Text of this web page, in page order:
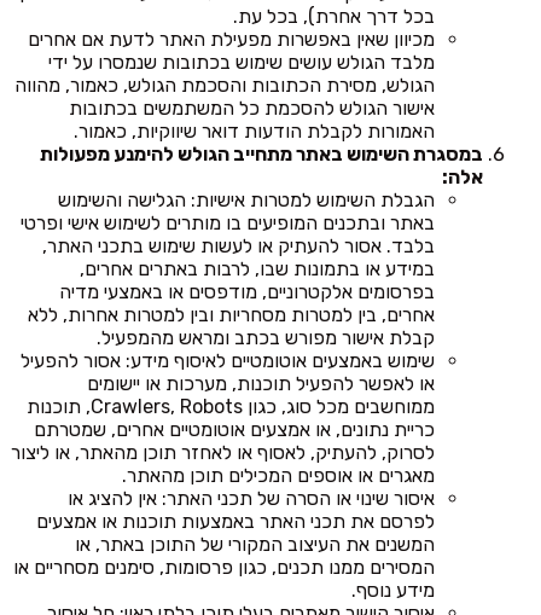
בכל דרך אחרת), בכל עת.
מכיוון שאין באפשרות מפעילת האתר לדעת אם אחרים
מלבד הגולש עושים שימוש בכתובות שנמסרו על ידי
הגולש, מסירת הכתובות והסכמת הגולש, כאמור, מהווה
אישור הגולש להסכמת כל המשתמשים בכתובות
האמורות לקבלת הודעות דואר שיווקיות, כאמור.
במסגרת השימוש באתר מתחייב הגולש להימנע מפעולות
אלה:
הגבלת השימוש למטרות אישיות: הגלישה והשימוש
באתר ובתכנים המופיעים בו מותרים לשימוש אישי ופרטי
בלבד. אסור להעתיק או לעשות שימוש בתכני האתר,
במידע או בתמונות שבו, לרבות באתרים אחרים,
בפרסומים אלקטרוניים, מודפסים או באמצעי מדיה
אחרים, בין למטרות מסחריות ובין למטרות אחרות, ללא
קבלת אישור מפורש בכתב ומראש מהמפעיל.
שימוש באמצעים אוטומטיים לאיסוף מידע: אסור להפעיל
או לאפשר להפעיל תוכנות, מערכות או יישומים
ממוחשבים מכל סוג, כגון Crawlers, Robots, תוכנות
כריית נתונים, או אמצעים אוטומטיים אחרים, שמטרתם
לסרוק, להעתיק, לאסוף או לאחזר תוכן מהאתר, או ליצור
מאגרים או אוספים המכילים תוכן מהאתר.
איסור שינוי או הסרה של תכני האתר: אין להציג או
לפרסם את תכני האתר באמצעות תוכנות או אמצעים
המשנים את העיצוב המקורי של התוכן באתר, או
המסירים ממנו תכנים, כגון פרסומות, סימנים מסחריים או
מידע נוסף.